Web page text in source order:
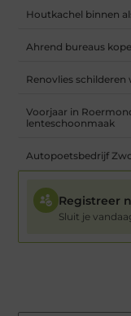
Houtkachel binnen
Ahrend bureaus
Renovlies
Voorjaar in
lenteschoonmaak
Autopoetsbedrijf
Registreer
Sluit je